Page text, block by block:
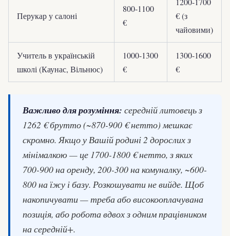
Перукар у салоні
800-1100
€
€ (з
чайовими)
Учитель в українській
школі (Каунас, Вільнюс)
1000-1300
€
1300-1600
€
Важливо для розуміння: середній литовець з
1262 € брутто (~870-900 € нетто) мешкає
скромно. Якщо у Вашій родині 2 дорослих з
мінімалкою — це 1700-1800 € нетто, з яких
700-900 на оренду, 200-300 на комуналку, ~600-
800 на їжу і базу. Розкошувати не вийде. Щоб
накопичувати — треба або високооплачувана
позиція, або робота вдвох з одним працівником
на середній+.